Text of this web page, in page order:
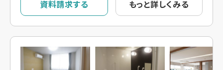
資料請求する もっと詳しくみる